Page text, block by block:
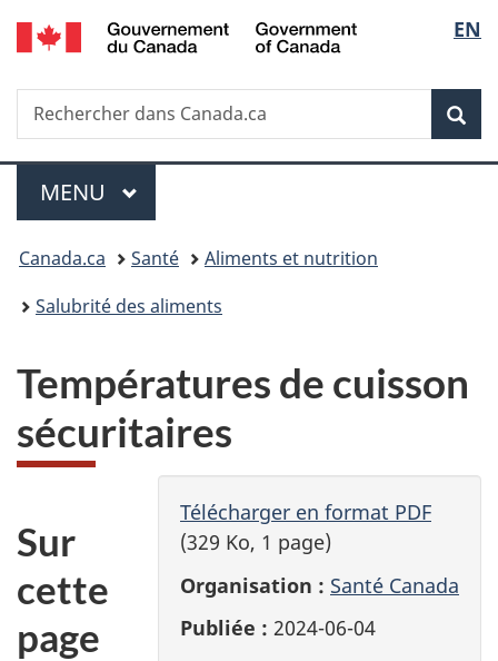
Passer
au
principal
Passer
à
Au
du
Passer
à
version
simplifiée
de
la
EN
Recherche
Rechercher
dans
Menu
MENU PRINCIPAL
Vous
êtes
Canada.ca Santé
Aliments et nutrition
Salubrité des aliments
Températures de cuisson
sécuritaires
Télécharger en format PDF
(329 Ko, 1 page)
Organisation : Santé Canada
Publiée : 2024-06-04
Sur
cette
page